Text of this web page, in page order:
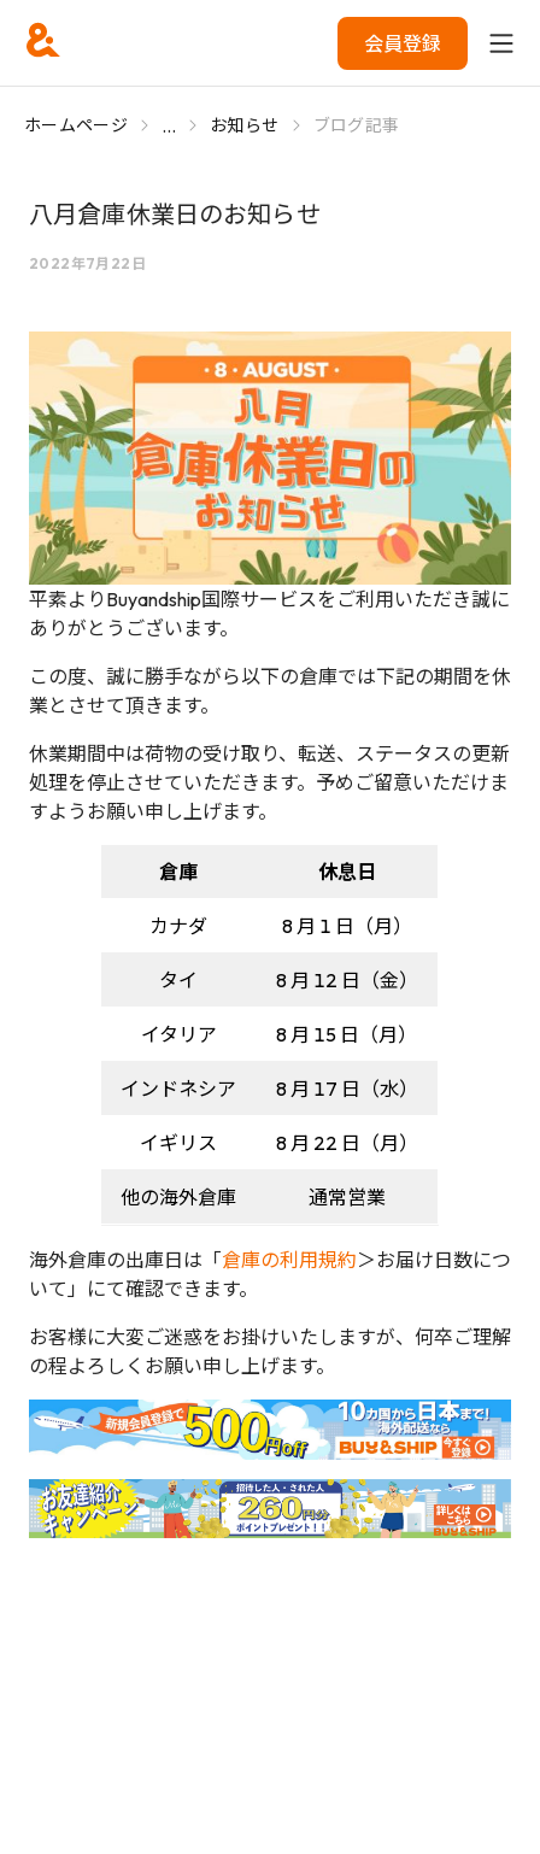
会員登録
ホームページ ... お知らせ ブログ記事
八月倉庫休業日のお知らせ
2022年7月22日
平素よりBuyandship国際サービスをご利用いただき誠に
ありがとうございます。
この度、誠に勝手ながら以下の倉庫では下記の期間を休
業とさせて頂きます。
休業期間中は荷物の受け取り、転送、ステータスの更新
処理を停止させていただきます。予めご留意いただけま
すようお願い申し上げます。
倉庫 休息日
カナダ 8 月 1 日（月）
タイ 8 月 12 日（金）
イタリア 8 月 15 日（月）
インドネシア 8 月 17 日（水）
イギリス 8 月 22 日（月）
他の海外倉庫 通常営業
海外倉庫の出庫日は「倉庫の利用規約＞お届け日数につ
いて」にて確認できます。
お客様に大変ご迷惑をお掛けいたしますが、何卒ご理解
の程よろしくお願い申し上げます。